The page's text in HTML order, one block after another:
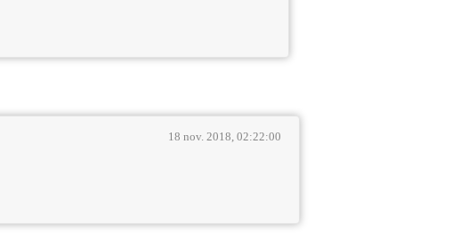
18 nov. 2018, 02:22:00